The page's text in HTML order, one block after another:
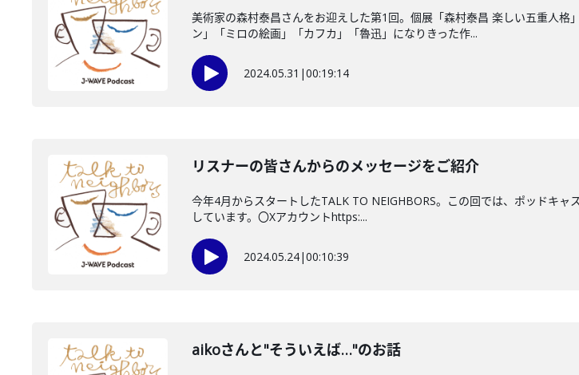
美術家の森村泰昌さんをお迎えした第1回。個展「森村泰昌 楽しい五重人
ン」「ミロの絵画」「カフカ」「魯迅」になりきった作...
2024.05.31 |00:19:14
リスナーの皆さんからのメッセージをご紹介
今年4月からスタートしたTALK TO NEIGHBORS。この回では、ポッドキ
しています。〇Xアカウントhttps:...
2024.05.24|00:10:39
aikoさんと"そういえば…"のお話